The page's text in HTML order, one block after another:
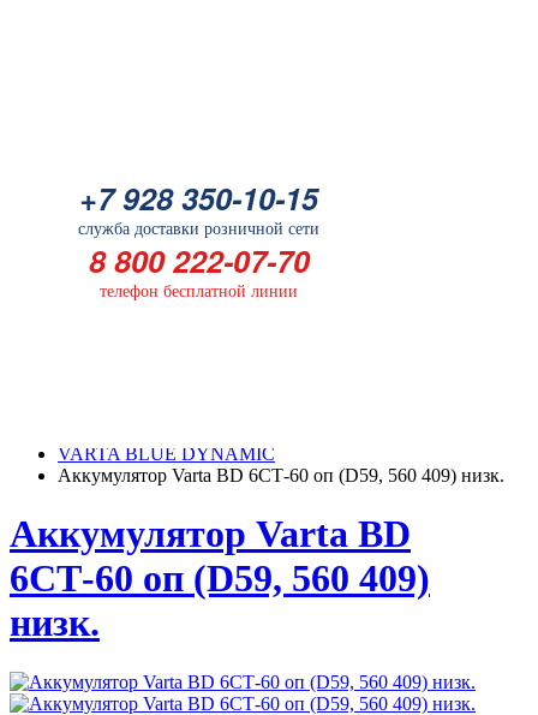
+7 928 350-10-15
служба доставки розничной сети
8 800 222-07-70
телефон бесплатной линии
служба доставки розничной сети
8 800 222-07-70
телефон бесплатной линии
VARTA BLUE DYNAMIC
Аккумулятор Varta BD 6СТ-60 оп (D59, 560 409) низк.
Аккумулятор Varta BD
6СТ-60 оп (D59, 560 409)
низк.